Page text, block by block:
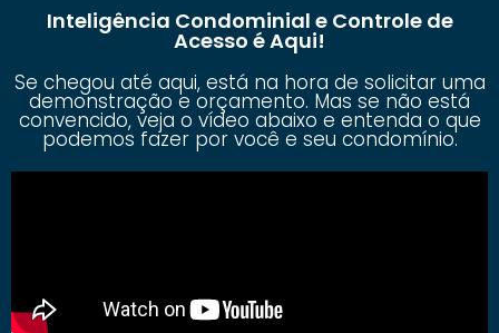
Inteligência Condominial e Controle de
Acesso é Aqui!
Se chegou até aqui, está na hora de solicitar uma
demonstração e orçamento. Mas se não está
convencido, veja o vídeo abaixo e entenda o que
podemos fazer por você e seu condomínio.